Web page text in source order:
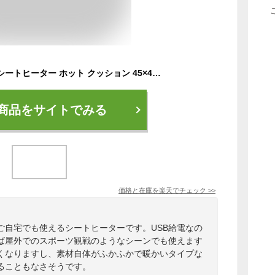
【屋外でも使える】 シートヒーター ホット クッション 45×45 USB 座布団 ホットカーペット ミニ ヒーター ホットマット カーシート 電熱 オフィス 寒さ対策 ヒート 後付け 車 おしゃれ あったかグッズ あったか 椅子用 いす ヒーター付き 秋 冬
品をサイトでみる
価格と在庫を楽天でチェック >>
自宅でも使えるシートヒーターです。USB給電なの
屋外でのスポーツ観戦のようなシーンでも使えます
なりますし、素材自体がふかふかで暖かいタイプな
ともなさそうです。